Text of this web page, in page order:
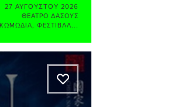
27 ΑΥΓΟΎΣΤΟΥ 2026
ΘΈΑΤΡΟ ΔΆΣΟΥΣ
ΚΩΜΩΔΊΑ ΦΕΣΤΙΒΆΛ...
A